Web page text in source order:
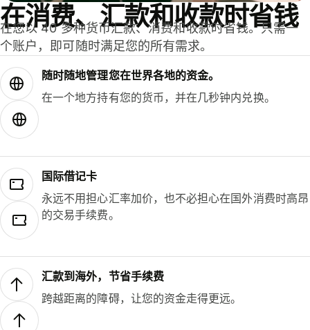
在消费、汇款和收款时省钱
在您以 40 多种货币汇款、消费和收款时省钱。只需一
个账户，即可随时满足您的所有需求。
随时随地管理您在世界各地的资金。
在一个地方持有您的货币，并在几秒钟内兑换。
国际借记卡
永远不用担心汇率加价，也不必担心在国外消费时高昂
的交易手续费。
汇款到海外，节省手续费
跨越距离的障碍，让您的资金走得更远。